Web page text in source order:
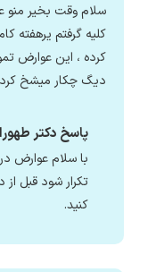
سلام وقت بخیر منو
کلیه گرفتم یرهفته
کرده ، این عوارض
دیگ چکار میشخ
پاسخ دکتر
با سلام عوارض
تکرار شود قبل
کنید.